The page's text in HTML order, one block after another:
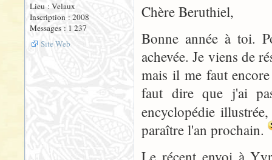
Lieu : Velaux
Inscription : 2008
Messages : 1 237
Site Web
Chère Beruthiel,
Bonne année à toi.
achevée. Je viens de
mais il me faut
faut dire que j'ai
encyclopédie
paraître l'an prochain.